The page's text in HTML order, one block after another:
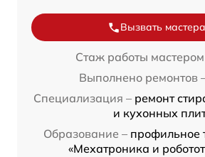
Вызвать мастера
Стаж работы
Выполнено ремонтов
Специализация – ремонт
и кухонных
Образование – профильное
«Мехатроника и